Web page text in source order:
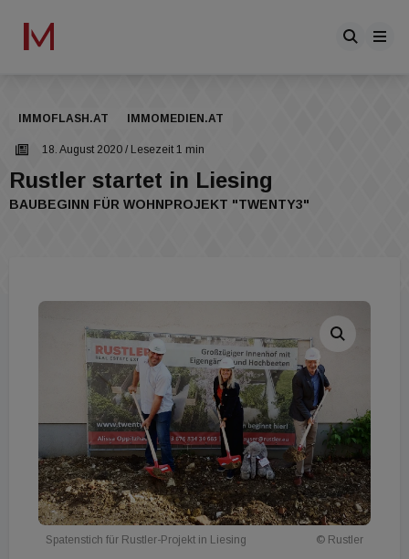
IMMOFLASH.AT IMMOMEDIEN.AT
18. August 2020 / Lesezeit 1 min
Rustler startet in Liesing
BAUBEGINN FÜR WOHNPROJEKT "TWENTY3"
Spatenstich für Rustler-Projekt in Liesing © Rustler